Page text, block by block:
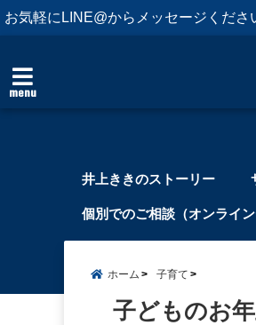
お気軽にLINE@からメッセージくださ
menu
井上ききのストーリー
個別でのご相談（オンライン
ホーム 子育て
子どものお